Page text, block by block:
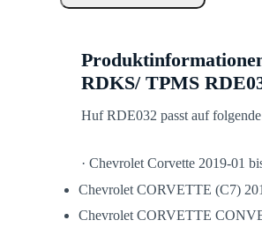
RDKS/ TPMS
Huf RDE032 passt auf
· Chevrolet Corvette 2019-01
Chevrolet CORVETTE (C7)
Chevrolet CORVETTE